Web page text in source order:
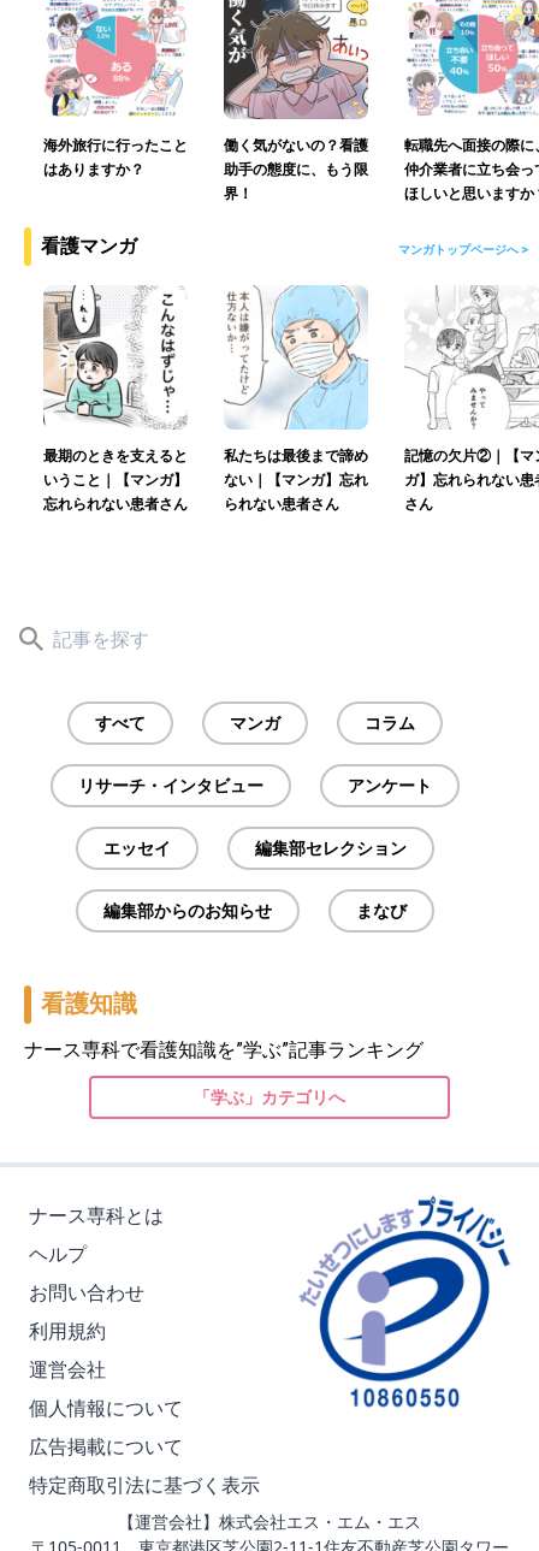
海外旅行に行ったこと
はありますか？
働く気がないの？看護
助手の態度に、もう限
界！
転職先へ面接の際に
仲介業者に立ち会っ
ほしいと思いますか
看護マンガ マンガトップページへ >
最期のときを支えると
いうこと｜【マンガ】
忘れられない患者さん
私たちは最後まで諦め
ない｜【マンガ】忘れ
られない患者さん
記憶の欠片②｜【マ
ガ】忘れられない患
さん
すべて マンガ コラム
リサーチ・インタビュー アンケート
エッセイ 編集部セレクション
編集部からのお知らせ まなび
看護知識
ナース専科で看護知識を”学ぶ”記事ランキング
「学ぶ」カテゴリへ
ナース専科とは
ヘルプ
お問い合わせ
利用規約
運営会社
個人情報について
広告掲載について
特定商取引法に基づく表示
【運営会社】株式会社エス・エム・エス
〒105-0011 東京都港区芝公園2-11-1住友不動産芝公園タワー